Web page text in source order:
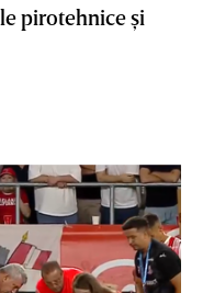
pirotehnice şi